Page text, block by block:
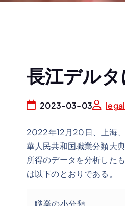
長江デル
2023-03-03 legal
2022年12月20日、上海
華人民共和国職業分類大
所得のデータを分析した
は以下のとおりである。
職業の小分類